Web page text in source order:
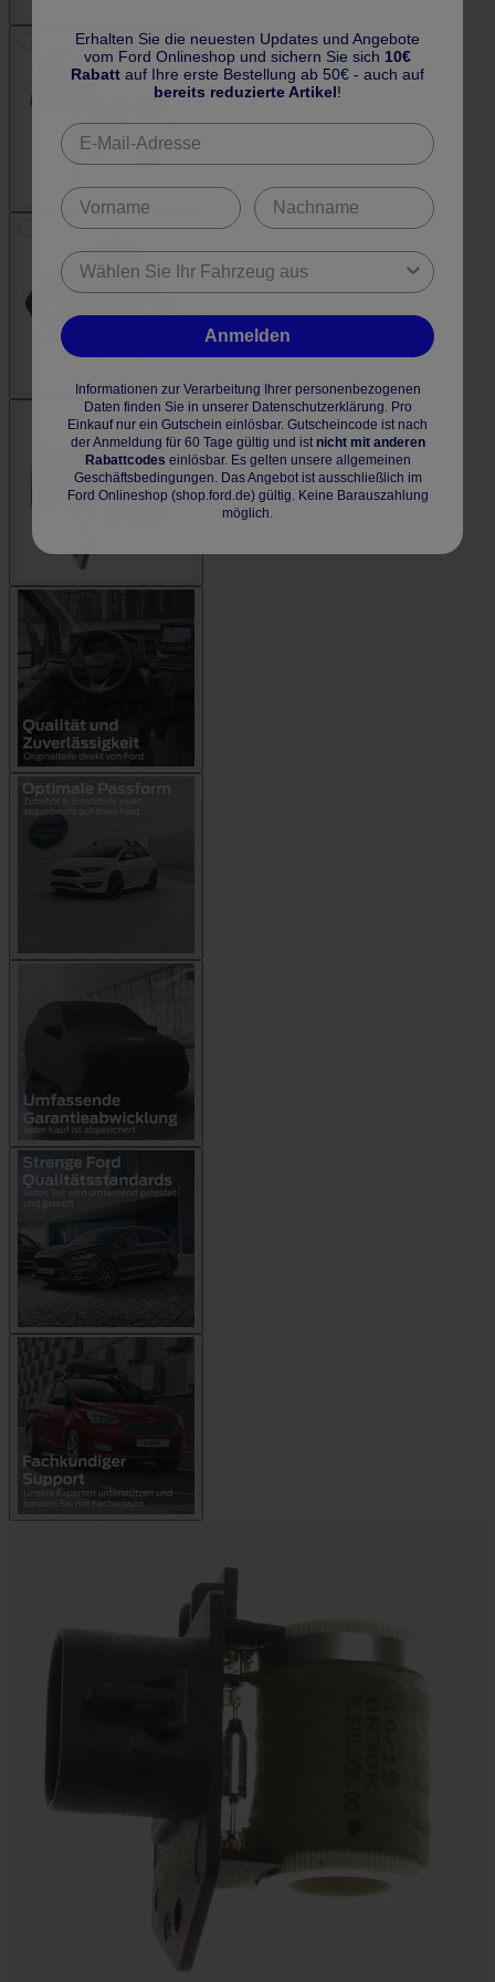
Erhalten Sie die neuesten Updates und Angebote
vom Ford Onlineshop und sichern Sie sich 10€
Rabatt auf Ihre erste Bestellung ab 50€ - auch auf
bereits reduzierte Artikel!
Anmelden
Informationen zur Verarbeitung Ihrer personenbezogenen
Daten finden Sie in unserer Datenschutzerklärung. Pro
Einkauf nur ein Gutschein einlösbar. Gutscheincode ist nach
der Anmeldung für 60 Tage gültig und ist nicht mit anderen
Rabattcodes einlösbar. Es gelten unsere allgemeinen
Geschäftsbedingungen. Das Angebot ist ausschließlich im
Ford Onlineshop (shop.ford.de) gültig. Keine Barauszahlung
möglich.